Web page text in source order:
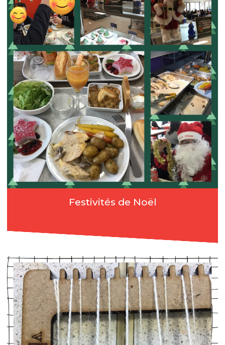
Festivités de Noël